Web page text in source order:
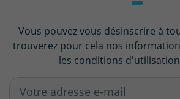
Vous pouvez vous désinscrire à
trouverez pour cela nos
les conditions